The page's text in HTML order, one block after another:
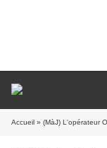
Accueil » (MàJ) L'opérateur